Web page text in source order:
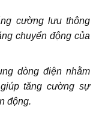
cường lưu thông
chuyển động của
dòng điện nhằm
tăng cường sự
động.